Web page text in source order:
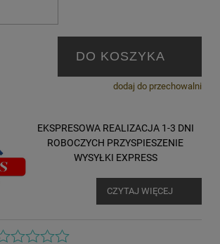
DO KOSZYKA
dodaj do przechowalni
EKSPRESOWA REALIZACJA 1-3 DNI
ROBOCZYCH PRZYSPIESZENIE
WYSYŁKI EXPRESS
CZYTAJ WIĘCEJ